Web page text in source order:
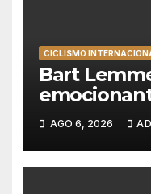
CICLISMO
Bart
primeira
Volta à
AGO 6, 2026